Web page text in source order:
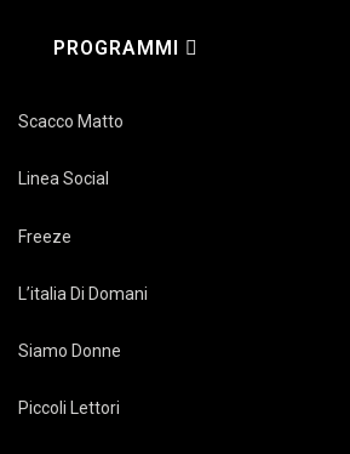
PROGRAMMI
Scacco Matto
Linea Social
Freeze
L’italia Di Domani
Siamo Donne
Piccoli Lettori